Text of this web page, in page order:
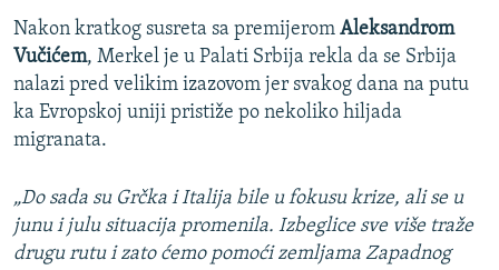
NASTANAK I RASPAD JUGOSLAVIJE
Nakon kratkog susreta sa premijerom Aleksandrom
Vučićem, Merkel je u Palati Srbija rekla da se Srbija
nalazi pred velikim izazovom jer svakog dana na putu
ka Evropskoj uniji pristiže po nekoliko hiljada
migranata.
„Do sada su Grčka i Italija bile u fokusu krize, ali se u
junu i julu situacija promenila. Izbeglice sve više traže
drugu rutu i zato ćemo pomoći zemljama Zapadnog